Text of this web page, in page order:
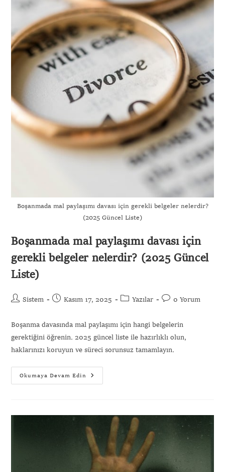
Boşanmada mal paylaşımı davası için gerekli belgeler nelerdir?
(2025 Güncel Liste)
Boşanmada mal paylaşımı davası için
gerekli belgeler nelerdir? (2025 Güncel
Liste)
Sistem Kasım 17, 2025 Yazılar 0 Yorum
Boşanma davasında mal paylaşımı için hangi belgelerin
gerektiğini öğrenin. 2025 güncel liste ile hazırlıklı olun,
haklarınızı koruyun ve süreci sorunsuz tamamlayın.
Okumaya Devam Edin